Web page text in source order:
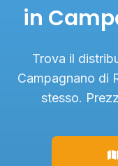
in
Trova il
Campagnano di
stesso.